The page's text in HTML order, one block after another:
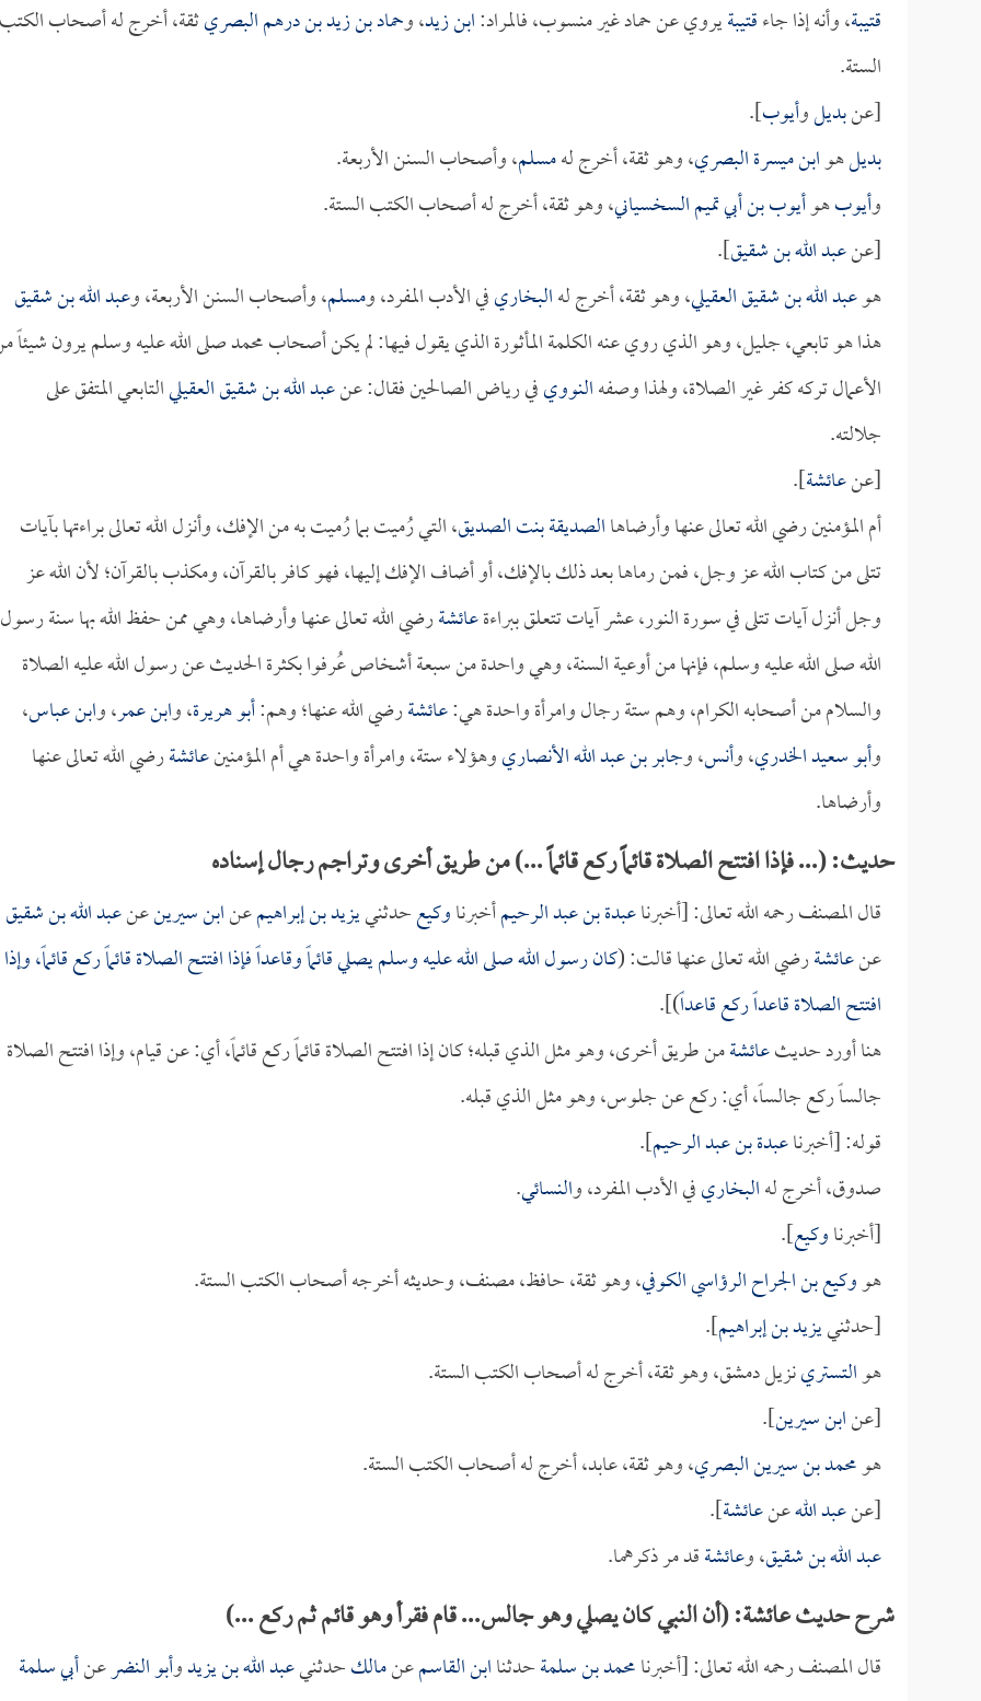
قتيبة، وأنه إذا جاءقتيبةيروي عن حماد غير منسوب، فالمراد:ابن زيد، وحماد بن زيد بن درهم البصريثقة، أخرج له أصحاب
الستة.
[عنبديلوأيوب].
بديلهوابن ميسرة البصري، وهو ثقة، أخرج لهمسلم، وأصحاب السنن الأربعة.
وأيوبهوأيوب بن أبي تميم السخسياني، وهو ثقة، أخرج له أصحاب الكتب الستة.
[عنعبد الله بن شقيق].
هوعبد الله بن شقيق العقيلي، وهو ثقة، أخرج لهالبخاريفي الأدب المفرد، ومسلم، وأصحاب السنن الأربعة، وعبد الله بن شقيق
هذا هو تابعي، جليل، وهو الذي روي عنه الكلمة المأثورة الذي يقول فيها: لم يكن أصحاب محمد صلى الله عليه وسلم يرون شيئاً
الأعمال تركه كفر غير الصلاة، ولهذا وصفهالنوويفي رياض الصالحين فقال: عنعبد الله بن شقيق العقيليالتابعي المتفق على
جلالته.
[عنعائشة].
أم المؤمنين رضي الله تعالى عنها وأرضاهاالصديقة بنت الصديق، التي رُميت بما رُميت به من الإفك، وأنزل الله تعالى براءتها بآيات
تتلى من كتاب الله عز وجل، فمن رماها بعد ذلك بالإفك، أو أضاف الإفك إليها، فهو كافر بالقرآن، ومكذب بالقرآن؛ لأن الله عز
وجل أنزل آيات تتلى في سورة النور، عشر آيات تتعلق ببراءةعائشةرضي الله تعالى عنها وأرضاها، وهي ممن حفظ الله بها سنة رسول
الله صلى الله عليه وسلم، فإنها من أوعية السنة، وهي واحدة من سبعة أشخاص عُرفوا بكثرة الحديث عن رسول الله عليه الصلاة
والسلام من أصحابه الكرام، وهم ستة رجال وامرأة واحدة هي:عائشةرضي الله عنها؛ وهم:أبو هريرة، وابن عمر، وابن عباس،
وأبو سعيد الخدري، وأنس، وجابر بن عبد الله الأنصاريوهؤلاء ستة، وامرأة واحدة هي أم المؤمنينعائشةرضي الله تعالى عنها
وأرضاها.
حديث: (... فإذا افتتح الصلاة قائماً ركع قائماً ...) من طريق أخرى وتراجم رجال إسناده
قال المصنف رحمه الله تعالى: [أخبرناعبدة بن عبد الرحيمأخبرناوكيعحدثنييزيد بن إبراهيمعنابن سيرينعنعبد الله بن شقيق
عنعائشةرضي الله تعالى عنها قالت: (كان رسول الله صلى الله عليه وسلم يصلي قائماً وقاعداً فإذا افتتح الصلاة قائماً ركع قائماً، وإذا
افتتح الصلاة قاعداً ركع قاعداً)].
هنا أورد حديثعائشةمن طريق أخرى، وهو مثل الذي قبله؛ كان إذا افتتح الصلاة قائماً ركع قائماً، أي: عن قيام، وإذا افتتح الصلاة
جالساً ركع جالساً، أي: ركع عن جلوس، وهو مثل الذي قبله.
قوله: [أخبرناعبدة بن عبد الرحيم].
صدوق، أخرج لهالبخاريفي الأدب المفرد، والنسائي.
[أخبرناوكيع].
هووكيع بن الجراح الرؤاسي الكوفي، وهو ثقة، حافظ، مصنف، وحديثه أخرجه أصحاب الكتب الستة.
[حدثنييزيد بن إبراهيم].
هوالتسترينزيل دمشق، وهو ثقة، أخرج له أصحاب الكتب الستة.
[عنابن سيرين].
هومحمد بن سيرين البصري، وهو ثقة، عابد، أخرج له أصحاب الكتب الستة.
[عنعبد اللهعنعائشة].
عبد الله بن شقيق، وعائشةقد مر ذكرهما.
شرح حديث عائشة: (أن النبي كان يصلي وهو جالس... قام فقرأ وهو قائم ثم ركع ...)
قال المصنف رحمه الله تعالى: [أخبرنامحمد بن سلمةحدثناابن القاسمعنمالكحدثنيعبد الله بن يزيدوأبو النضرعنأبي سلمة